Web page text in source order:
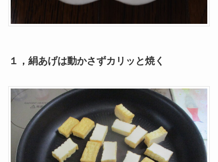
１，絹あげは動かさずカリッと焼く